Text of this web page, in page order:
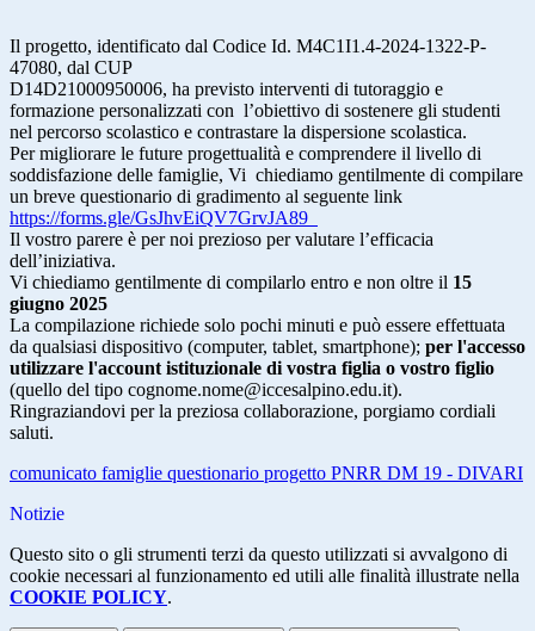
Il progetto, identificato dal Codice Id. M4C1I1.4-2024-1322-P-
47080, dal CUP
D14D21000950006, ha previsto interventi di tutoraggio e
formazione personalizzati con l’obiettivo di sostenere gli studenti
nel percorso scolastico e contrastare la dispersione scolastica.
Per migliorare le future progettualità e comprendere il livello di
soddisfazione delle famiglie, Vi chiediamo gentilmente di compilare
un breve questionario di gradimento al seguente link
https://forms.gle/GsJhvEiQV7GrvJA89
Il vostro parere è per noi prezioso per valutare l’efficacia
dell’iniziativa.
Vi chiediamo gentilmente di compilarlo entro e non oltre il 15
giugno 2025
La compilazione richiede solo pochi minuti e può essere effettuata
da qualsiasi dispositivo (computer, tablet, smartphone); per l'accesso
utilizzare l'account istituzionale di vostra figlia o vostro figlio
(quello del tipo cognome.nome@iccesalpino.edu.it).
Ringraziandovi per la preziosa collaborazione, porgiamo cordiali
saluti.
comunicato famiglie questionario progetto PNRR DM 19 - DIVARI
Notizie
Questo sito o gli strumenti terzi da questo utilizzati si avvalgono di
cookie necessari al funzionamento ed utili alle finalità illustrate nella
COOKIE POLICY.